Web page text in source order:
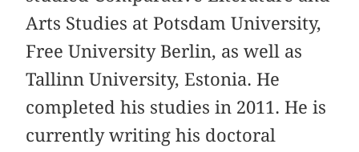
Arts Studies at Potsdam University,
Free University Berlin, as well as
Tallinn University, Estonia. He
completed his studies in 2011. He is
currently writing his doctoral